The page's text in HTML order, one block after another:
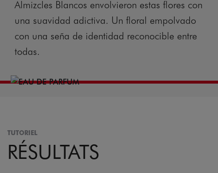
Almizcles Blancos envolvieron estas flores con
una suavidad adictiva. Un floral empolvado
con una seña de identidad reconocible entre
todas.
TUTORIEL
RÉSULTATS